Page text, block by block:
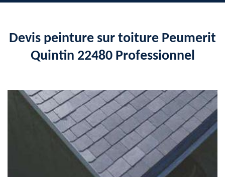
Devis peinture sur toiture Peumerit
Quintin 22480 Professionnel